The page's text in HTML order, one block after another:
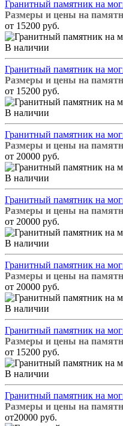
Гранитный памятник на
Размеры и цены на
от 15200 руб.
В наличии
Гранитный памятник на
Размеры и цены на
от 15200 руб.
В наличии
Гранитный памятник на
Размеры и цены на
от 20000 руб.
В наличии
Гранитный памятник на
Размеры и цены на
от 20000 руб.
В наличии
Гранитный памятник на
Размеры и цены на
от 20000 руб.
В наличии
Гранитный памятник на
Размеры и цены на
от 15200 руб.
В наличии
Гранитный памятник на
Размеры и цены на
от20000 руб.